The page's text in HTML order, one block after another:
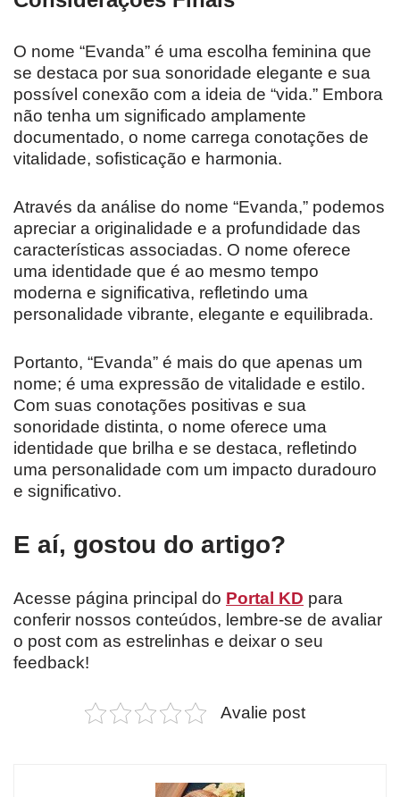
O nome “Evanda” é uma escolha feminina que
se destaca por sua sonoridade elegante e sua
possível conexão com a ideia de “vida.” Embora
não tenha um significado amplamente
documentado, o nome carrega conotações de
vitalidade, sofisticação e harmonia.
Através da análise do nome “Evanda,” podemos
apreciar a originalidade e a profundidade das
características associadas. O nome oferece
uma identidade que é ao mesmo tempo
moderna e significativa, refletindo uma
personalidade vibrante, elegante e equilibrada.
Portanto, “Evanda” é mais do que apenas um
nome; é uma expressão de vitalidade e estilo.
Com suas conotações positivas e sua
sonoridade distinta, o nome oferece uma
identidade que brilha e se destaca, refletindo
uma personalidade com um impacto duradouro
e significativo.
E aí, gostou do artigo?
Acesse página principal do Portal KD para
conferir nossos conteúdos, lembre-se de avaliar
o post com as estrelinhas e deixar o seu
feedback!
Avalie post